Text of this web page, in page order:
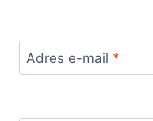
Adres e-mail *